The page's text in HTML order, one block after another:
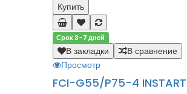
Купить
Срок 3-7 дней
В закладки
В сравнение
Просмотр
FCI-G55/P75-4 INSTART